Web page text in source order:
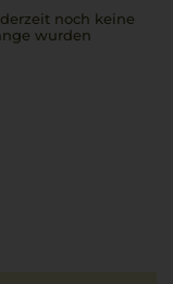
noch keine
wurden